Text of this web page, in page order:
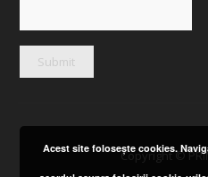
Copyright ©
Acest site foloseşte cookies.